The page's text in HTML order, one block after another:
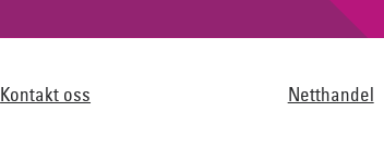
Kontakt oss Netthandel